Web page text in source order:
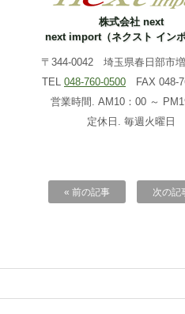
株式会社 next
next import（ネクスト イン
〒344-0042 埼玉県春日部市
TEL 048-760-0500 FAX 048-
営業時間. AM10：00 ～
定休日. 毎週火曜日
« 前の記事 次の記